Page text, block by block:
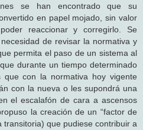
se han encontrado que su
en papel mojado, sin valor
reaccionar y corregirlo. Se
de revisar la normativa y
permita el paso de un sistema al
durante un tiempo determinado
que con la normativa hoy vigente
con la nueva o les supondrá una
el escalafón de cara a ascensos
la creación de un “factor de
transitoria) que pudiese contribuir a